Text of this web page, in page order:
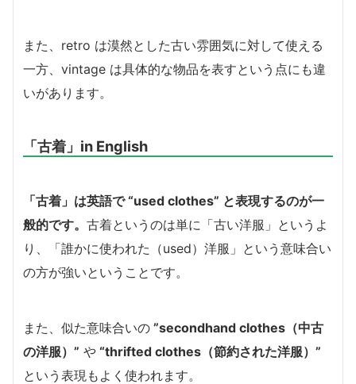
また、retro は漠然とした古い雰囲気に対して使える
一方、vintage は具体的な物品を表すという点にも違
いがあります。
「古着」in English
「古着」は英語で “used clothes” と表現するのが一
般的です。 古着というのは単に「古い洋服」というよ
り、「誰かに使われた（used）洋服」という意味合い
の方が強いということです。
また、似た意味合いの ”secondhand clothes（中古
の洋服）” や “thrifted clothes（節約された洋服）”
という表現もよく使われます。